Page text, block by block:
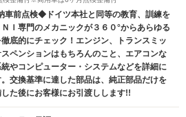
車前点検◆ドイツ本社と同等の教育、訓練を
Ｉ専門のメカニックが３６０°からあらゆる
底的にチェック！エンジン、トランスミッ
ペンションはもちろんのこと、エアコンな
統やコンピューター・システムなどを詳細に
交換基準に達した部品は、純正部品だけを
た後にお客様にお引渡しします!!